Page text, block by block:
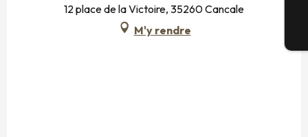
12 place de la Victoire, 35260 Cancale
M'y rendre